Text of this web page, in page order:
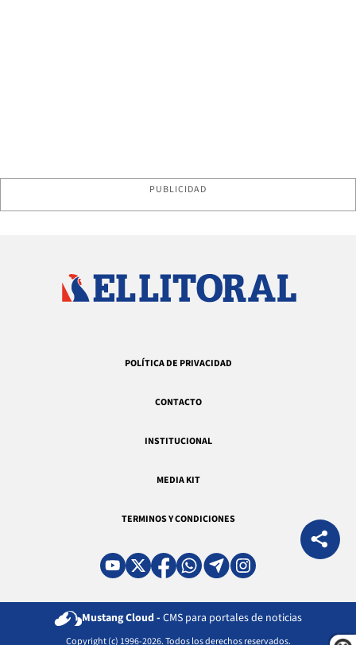
PUBLICIDAD
POLÍTICA DE PRIVACIDAD
CONTACTO
INSTITUCIONAL
MEDIA KIT
TERMINOS Y CONDICIONES
Mustang Cloud - CMS para portales de noticias
Copyright (c) 1996-2026. Todos los derechos reservados.